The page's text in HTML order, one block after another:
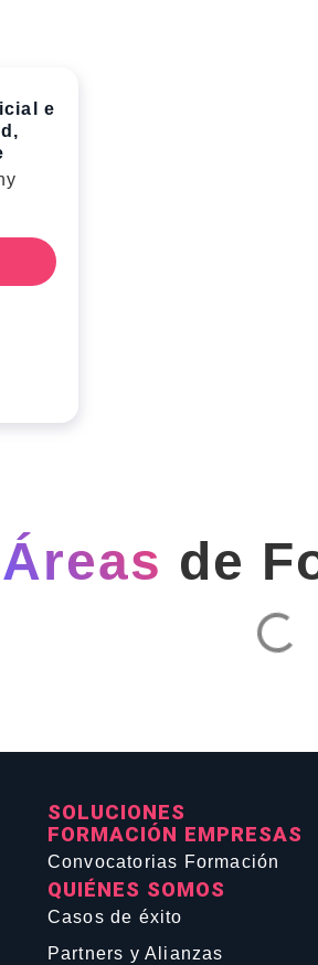
e
Áreas de
SOLUCIONES
FORMACIÓN EMPRESAS
Convocatorias Formación
QUIÉNES SOMOS
Casos de éxito
Partners y Alianzas